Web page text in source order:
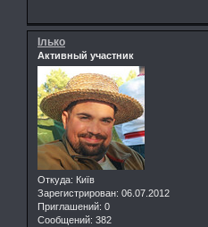
Ілько
Активный участник
Откуда: Київ
Зарегистрирован: 06.07.2012
Приглашений: 0
Сообщений: 382